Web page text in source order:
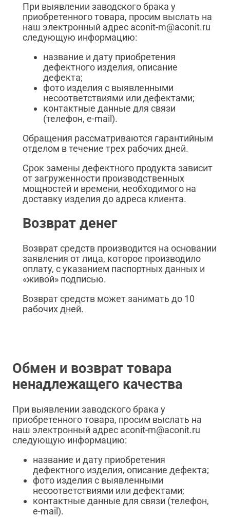
При выявлении заводского брака у
приобретенного товара, просим выслать на
наш электронный адрес aconit-m@aconit.ru
следующую информацию:
название и дату приобретения
дефектного изделия, описание
дефекта;
фото изделия с выявленными
несоответствиями или дефектами;
контактные данные для связи
(телефон, e-mail).
Обращения рассматриваются гарантийным
отделом в течение трех рабочих дней.
Срок замены дефектного продукта зависит
от загруженности производственных
мощностей и времени, необходимого на
доставку изделия до адреса клиента.
Возврат денег
Возврат средств производится на основании
заявления от лица, которое производило
оплату, с указанием паспортных данных и
«живой» подписью.
Возврат средств может занимать до 10
рабочих дней.
Обмен и возврат товара
ненадлежащего качества
При выявлении заводского брака у
приобретенного товара, просим выслать на
наш электронный адрес aconit-m@aconit.ru
следующую информацию:
название и дату приобретения
дефектного изделия, описание дефекта;
фото изделия с выявленными
несоответствиями или дефектами;
контактные данные для связи (телефон,
e-mail).